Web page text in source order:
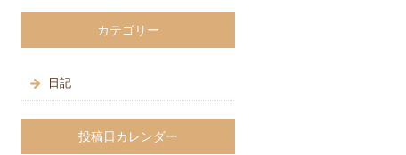
カテゴリー
日記
投稿日カレンダー